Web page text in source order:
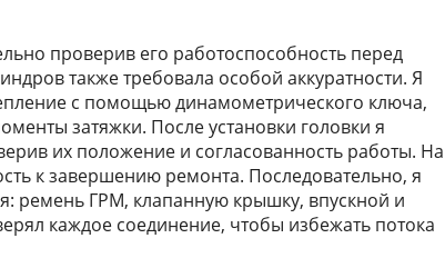
проверив его работоспособность перед
также требовала особой аккуратности. Я
с помощью динамометрического ключа,
затяжки. После установки головки я
их положение и согласованность работы. На
к завершению ремонта. Последовательно, я
ремень ГРМ, клапанную крышку, впускной и
каждое соединение, чтобы избежать потока